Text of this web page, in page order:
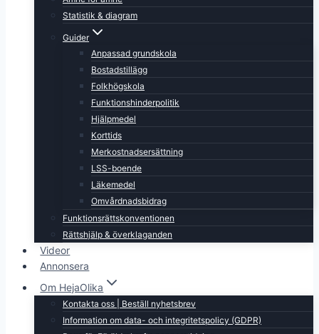
Statistik & diagram
Guider
Anpassad grundskola
Bostadstillägg
Folkhögskola
Funktionshinderpolitik
Hjälpmedel
Korttids
Merkostnadsersättning
LSS-boende
Läkemedel
Omvårdnadsbidrag
Funktionsrättskonventionen
Rättshjälp & överklaganden
Videor
Annonsera
Om HejaOlika
Kontakta oss | Beställ nyhetsbrev
Information om data- och integritetspolicy (GDPR)